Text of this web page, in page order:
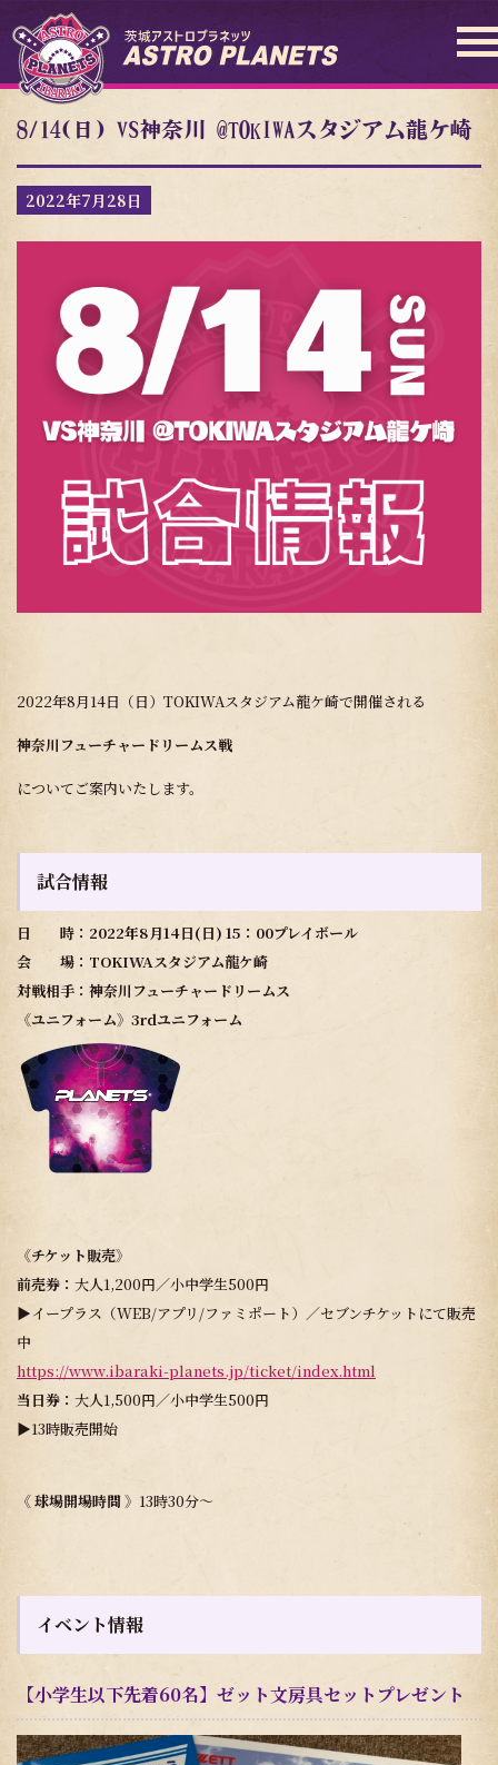
8/14(日) VS神奈川 @TOKIWAスタジアム龍ケ崎
2022年7月28日
2022年8月14日（日）TOKIWAスタジアム龍ケ崎で開催される
神奈川フューチャードリームス戦
についてご案内いたします。
試合情報
日 時：2022年8月14日(日) 15：00プレイボール
会 場： TOKIWAスタジアム龍ケ崎
対戦相手：神奈川フューチャードリームス
《ユニフォーム》3rdユニフォーム
《チケット販売》
前売券： 大人1,200円／小中学生500円
▶イープラス（WEB/アプリ/ファミポート）／セブンチケットにて販売
中
https://www.ibaraki-planets.jp/ticket/index.html
当日券： 大人1,500円／小中学生500円
▶13時販売開始
《 球場開場時間 》 13時30分～
イベント情報
【小学生以下先着60名】ゼット文房具セットプレゼント